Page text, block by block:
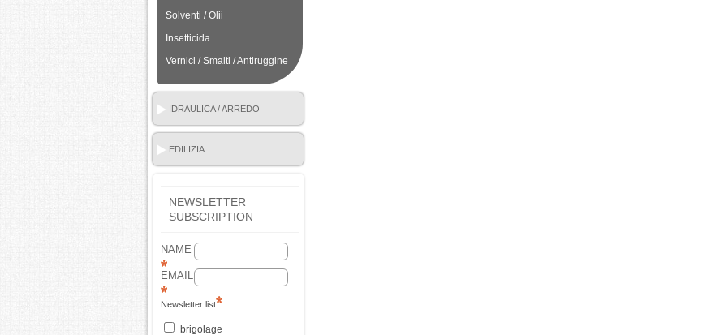
Solventi / Olii
Insetticida
Vernici / Smalti / Antiruggine
IDRAULICA / ARREDO
BAGNO
EDILIZIA
NEWSLETTER
SUBSCRIPTION
NAME
EMAIL
Newsletter list
brigolage